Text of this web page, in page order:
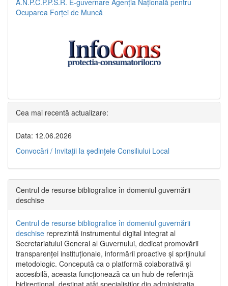
A.N.P.C.P.P.S.R. E-guvernare Agenția Națională pentru
Ocuparea Forței de Muncă
Cea mai recentă actualizare:
Data: 12.06.2026
Convocări / Invitaţii la şedinţele Consiliului Local
Centrul de resurse bibliografice în domeniul guvernării
deschise
Centrul de resurse bibliografice în domeniul guvernării
deschise reprezintă instrumentul digital integrat al
Secretariatului General al Guvernului, dedicat promovării
transparenței instituționale, informării proactive și sprijinului
metodologic. Concepută ca o platformă colaborativă și
accesibilă, aceasta funcționează ca un hub de referință
bidirecțional, destinat atât specialiștilor din administrația